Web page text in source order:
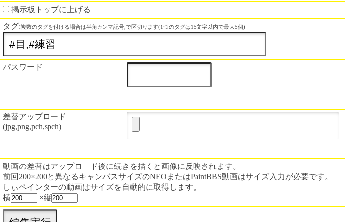
掲示板トップに上げる
タグ:複数のタグを付ける場合は半角カンマ記号,で区切ります(1つのタグは15文字以内で最大5個)
パスワード
差替アップロード
(jpg,png,pch,spch)
動画の差替はアップロード後に続きを描くと画像に反映されます。
前回200×200と異なるキャンバスサイズのNEOまたはPaintBBS動画はサイズ入力が必要です。
しぃペインターの動画はサイズを自動的に取得します。
横
×縦